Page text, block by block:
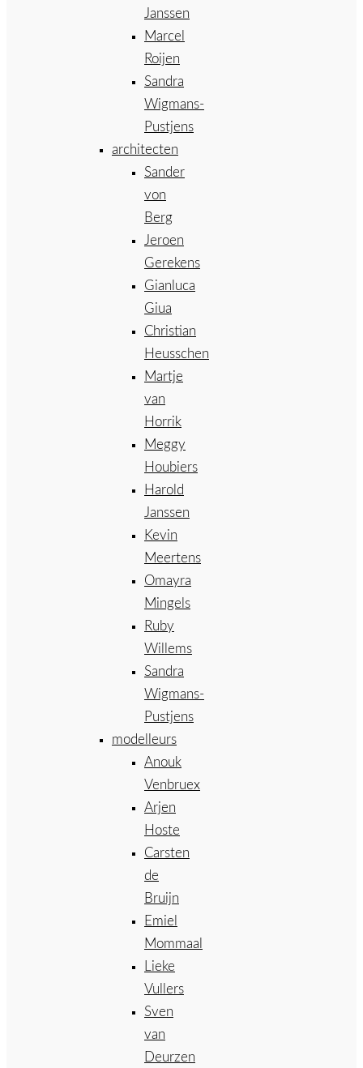
Janssen
Marcel
Roijen
Sandra
Wigmans-
Pustjens
architecten
Sander
von
Berg
Jeroen
Gerekens
Gianluca
Giua
Christian
Heusschen
Martje
van
Horrik
Meggy
Houbiers
Harold
Janssen
Kevin
Meertens
Omayra
Mingels
Ruby
Willems
Sandra
Wigmans-
Pustjens
modelleurs
Anouk
Venbruex
Arjen
Hoste
Carsten
de
Bruijn
Emiel
Mommaal
Lieke
Vullers
Sven
van
Deurzen